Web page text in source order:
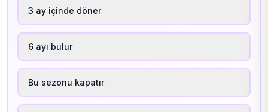
3 ay içinde döner
6 ayı bulur
Bu sezonu kapatır